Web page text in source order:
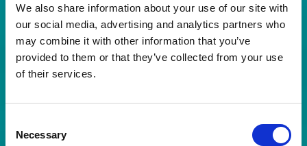
We also share information about your use of our site with
our social media, advertising and analytics partners who
may combine it with other information that you’ve
provided to them or that they’ve collected from your use
of their services.
Selection
Necessary